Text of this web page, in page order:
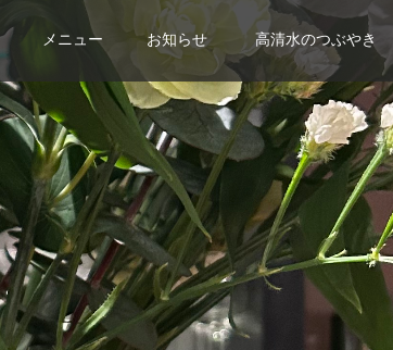
メニュー お知らせ 高清水のつぶやき